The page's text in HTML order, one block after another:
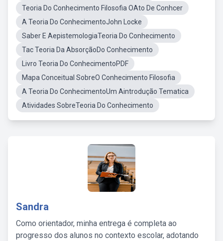
Teoria Do Conhecimento Filosofia OAto De Conhcer
A Teoria Do ConhecimentoJohn Locke
Saber E AepistemologiaTeoria Do Conhecimento
Tac Teoria Da AbsorçãoDo Conhecimento
Livro Teoria Do ConhecimentoPDF
Mapa Conceitual SobreO Conhecimento Filosofia
A Teoria Do ConhecimentoUm Aintrodução Tematica
Atividades SobreTeoria Do Conhecimento
Sandra
Como orientador, minha entrega é completa ao
progresso dos alunos no contexto escolar, adotando